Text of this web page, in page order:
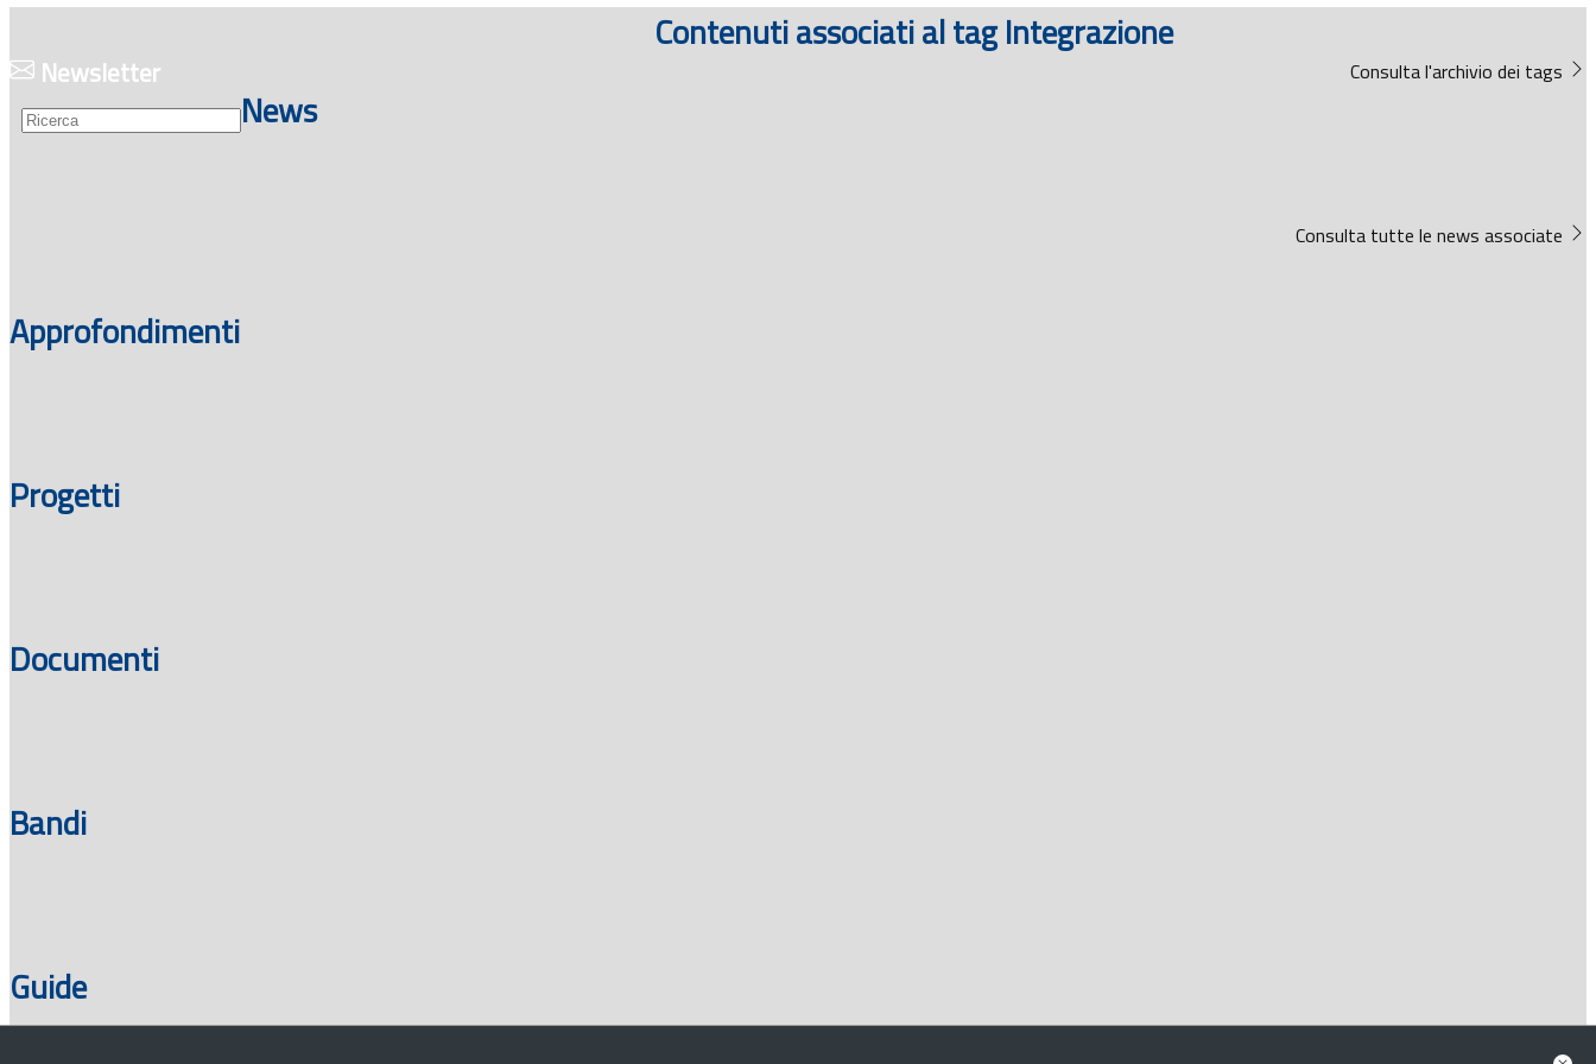
Newsletter
Contenuti associati al tag Integrazione
Consulta l'archivio dei tags
News
Consulta tutte le news associate
Approfondimenti
Progetti
Documenti
Bandi
Guide